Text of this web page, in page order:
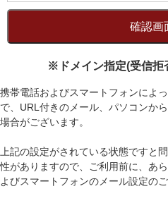
※ドメイン指定(受信拒
携帯電話およびスマートフォンによ
で、URL付きのメール、パソコンか
場合がございます。
上記の設定がされている状態ですと
性がありますので、ご利用前に、あ
よびスマートフォンのメール設定の